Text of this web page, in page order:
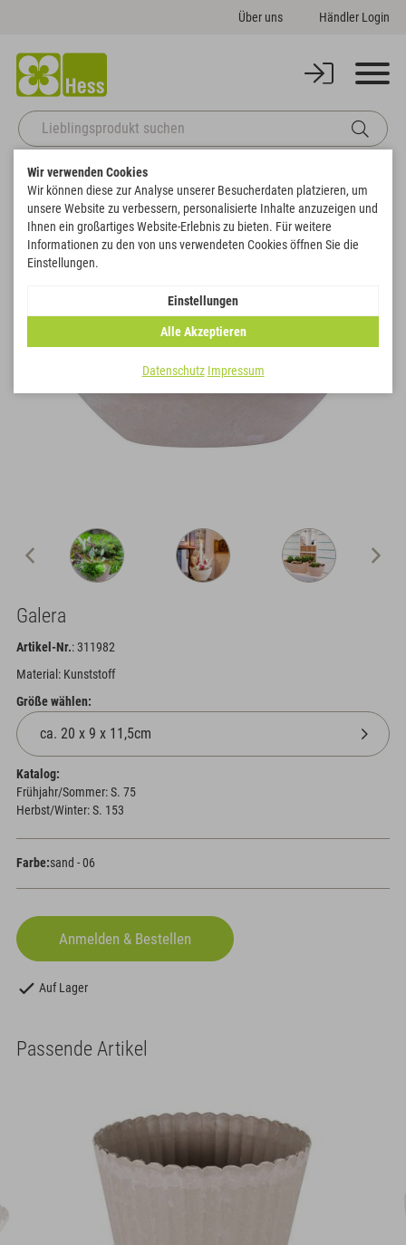
Über uns Händler Login
Startseite Gefäße Pflanzgefäße
Zurück zur Artikelübersicht
Galera
Artikel-Nr.: 311982
Material: Kunststoff
Größe wählen:
Katalog:
Frühjahr/Sommer: S. 75
Herbst/Winter: S. 153
Farbe:sand - 06
Auf Lager
Passende Artikel
Wir verwenden Cookies
Wir können diese zur Analyse unserer Besucherdaten platzieren, um
unsere Website zu verbessern, personalisierte Inhalte anzuzeigen und
Ihnen ein großartiges Website-Erlebnis zu bieten. Für weitere
Informationen zu den von uns verwendeten Cookies öffnen Sie die
Einstellungen.
Einstellungen
Alle Akzeptieren
Datenschutz Impressum